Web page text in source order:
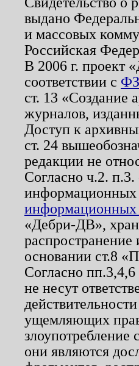
выдано
и массовых
Российская
В 2006 г. проект
соответствии с
ст. 13 «Создание
журналов,
Доступ к
ст. 24
редакции не
Согласно ч.2.
информационных
«Дебри-ДВ»,
основании ст.8
Согласно
не несут
ущемляющих
они являются